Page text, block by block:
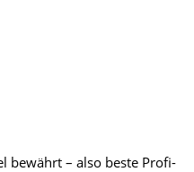
bewährt – also beste Profi-